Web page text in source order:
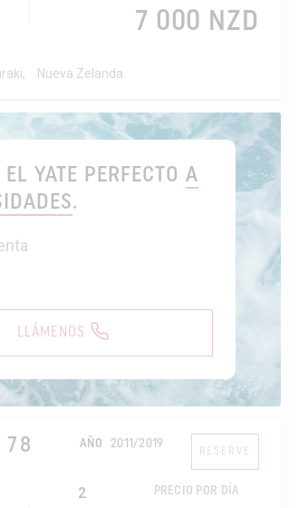
7 000 NZD
Nueva Zelanda
YATE PERFECTO A
.
LLÁMENOS
78 AÑO 2011/2019
RESERVE
2
PRECIO POR DÍA